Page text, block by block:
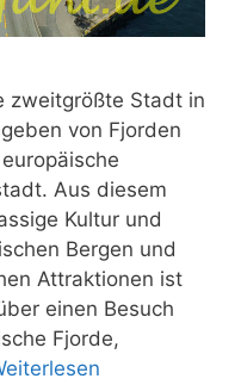
zweitgrößte Stadt in
von Fjorden
Aus diesem
Kultur und
Bergen und
Attraktionen ist
einen Besuch
Fjorde,